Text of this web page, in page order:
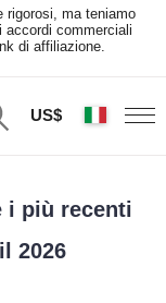
rigorosi, ma teniamo
accordi commerciali
di affiliazione.
US$
i più recenti
2026